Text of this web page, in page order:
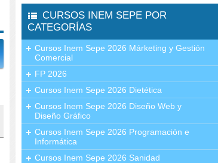
CURSOS INEM SEPE POR
CATEGORÍAS
Cursos Inem Sepe 2026 Márketing y Gestión
Comercial
FP 2026
Cursos Inem Sepe 2026 Dietética
Cursos Inem Sepe 2026 Diseño Web y
Diseño Gráfico
Cursos Inem Sepe 2026 Programación e
Informática
Cursos Inem Sepe 2026 Sanidad